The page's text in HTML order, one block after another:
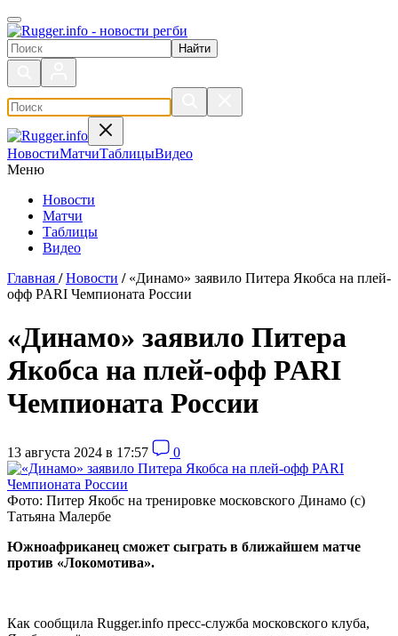
Поиск по сайту
НовостиМатчиТаблицыВидео
Меню
Новости
Матчи
Таблицы
Видео
Главная / Новости / «Динамо» заявило Питера Якобса на плей-
офф PARI Чемпионата России
«Динамо» заявило Питера
Якобса на плей-офф PARI
Чемпионата России
13 августа 2024 в 17:57 0
Фото: Питер Якобс на тренировке московского Динамо (с)
Татьяна Малербе
Южноафриканец сможет сыграть в ближайшем матче
против «Локомотива».
Как сообщила Rugger.info пресс-служба московского клуба,